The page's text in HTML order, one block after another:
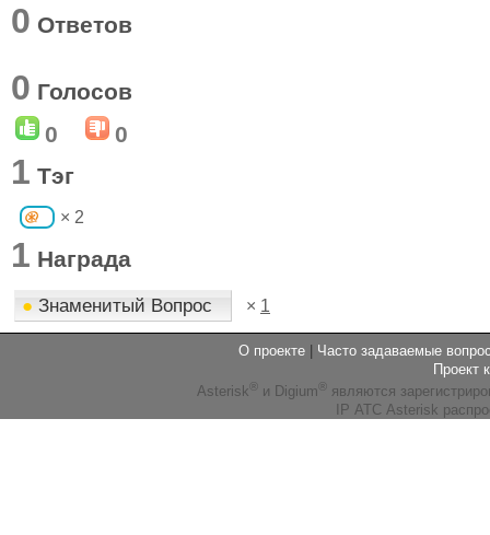
0 Ответов
0 Голосов
0
0
1 Тэг
× 2
1 Награда
● Знаменитый Вопрос × 1
О проекте
Часто задаваемые
Проект
Asterisk ® и Digium ® являются
IP АТС Asterisk